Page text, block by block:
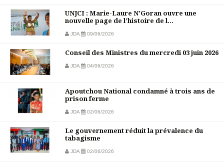
UNJCI : Marie-Laure N’Goran ouvre une
nouvelle page de l’histoire de l...
JDA 09/06/2026
Conseil des Ministres du mercredi 03 juin 2026
JDA 04/06/2026
Apoutchou National condamné à trois ans de
prison ferme
JDA 02/06/2026
Le gouvernement réduit la prévalence du
tabagisme
JDA 02/06/2026